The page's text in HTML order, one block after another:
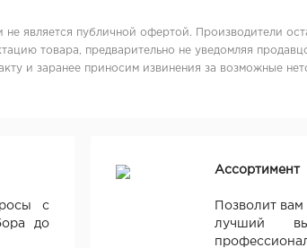
является публичной офертой. Производители
товара, предварительно не уведомляя
и заранее приносим извинения за возможные
с
до
Ассортимент
Позволит
лучший